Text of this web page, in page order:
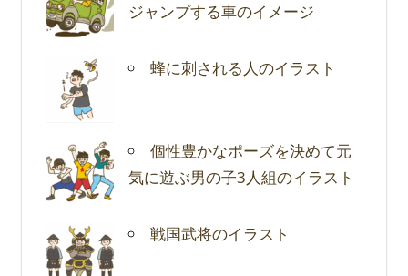
ジャンプする車のイメージ
蜂に刺される人のイラスト
個性豊かなポーズを決めて元
気に遊ぶ男の子3人組のイラスト
戦国武将のイラスト